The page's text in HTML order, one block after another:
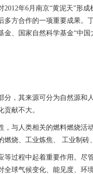
年6月南京“黄泥天”形成
多方合作的一项重要成果
、国家自然科学基金“中
其来源可分为自然源和
献不大。
人类相关的燃料燃烧活
烧、工业炼焦、 工业制砖
等过程中起着重要作用。
球气候变化、能见度、环